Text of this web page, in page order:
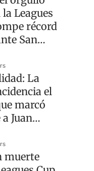
Leagues
récord
San
La
el
marcó
Juan
muerte